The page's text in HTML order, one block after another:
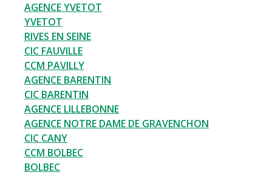
AGENCE YVETOT
YVETOT
RIVES EN SEINE
CIC FAUVILLE
CCM PAVILLY
AGENCE BARENTIN
CIC BARENTIN
AGENCE LILLEBONNE
AGENCE NOTRE DAME DE GRAVENCHON
CIC CANY
CCM BOLBEC
BOLBEC